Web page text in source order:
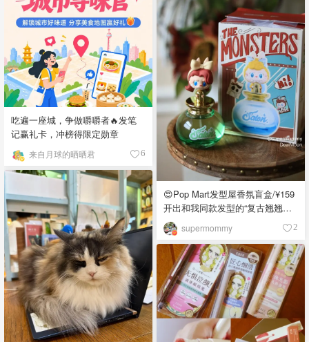
😍Pop Mart发型屋香氛盲盒/¥159
开出和我同款发型的“复古翘翘头”
😍
supermommy 2
吃遍一座城，争做嚼嚼者🔥发笔
记赢礼卡，冲榜得限定勋章
来自月球的晒晒君 6